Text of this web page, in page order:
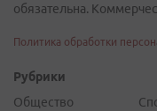
обязательна.
Политика обработки
Рубрики
Общество